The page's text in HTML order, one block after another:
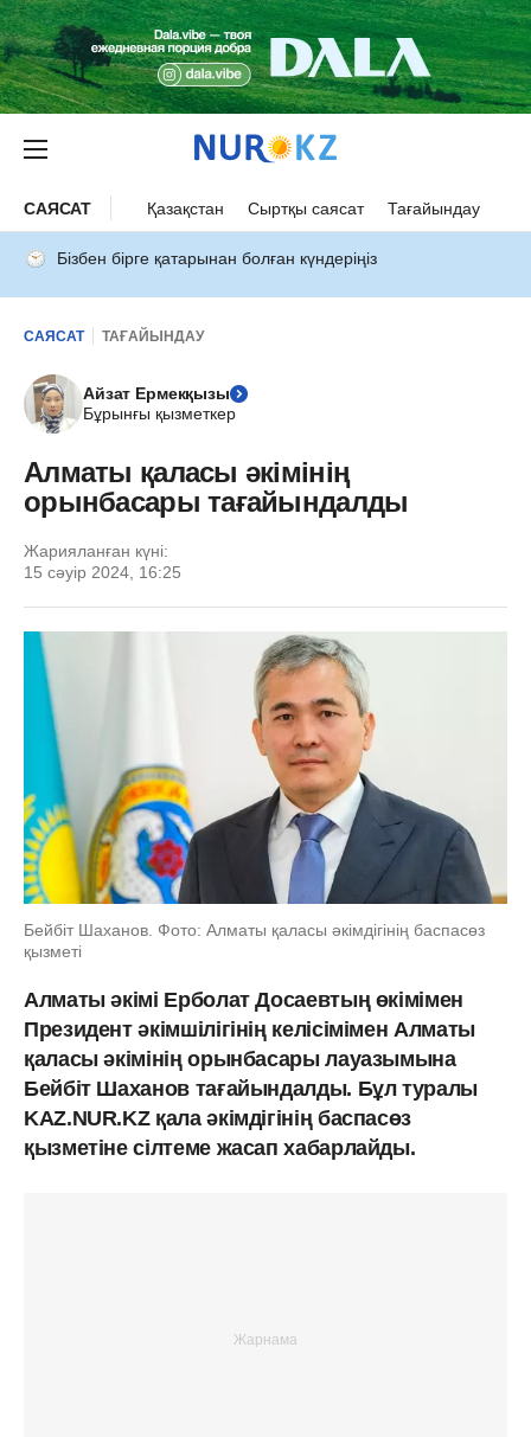
САЯСАТ Қазақстан Сыртқы саясат Тағайындау
Бізбен бірге қатарынан болған күндеріңіз
САЯСАТ ТАҒАЙЫНДАУ
Айзат Ермекқызы
Бұрынғы қызметкер
Алматы қаласы әкімінің
орынбасары тағайындалды
Жарияланған күні:
15 сәуір 2024, 16:25
Бейбіт Шаханов. Фото: Алматы қаласы әкімдігінің баспасөз
қызметі
Алматы әкімі Ерболат Досаевтың өкімімен
Президент әкімшілігінің келісімімен Алматы
қаласы әкімінің орынбасары лауазымына
Бейбіт Шаханов тағайындалды. Бұл туралы
KAZ.NUR.KZ қала әкімдігінің баспасөз
қызметіне сілтеме жасап хабарлайды.